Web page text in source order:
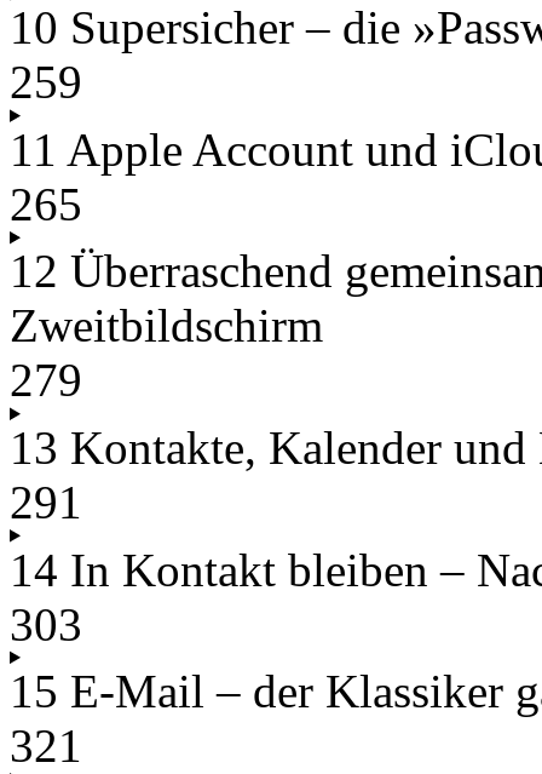
10 Supersicher – die
259
11 Apple Account und
265
12 Überraschend
Zweitbildschirm
279
13 Kontakte, Kalender
291
14 In Kontakt bleiben –
303
15 E-Mail – der Klassiker
321